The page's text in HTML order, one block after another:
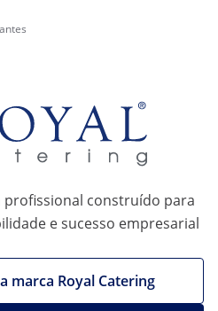
profissional construído para
e sucesso empresarial
marca Royal Catering